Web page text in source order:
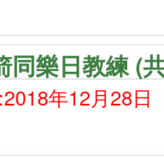
同樂日教練 (
年12月28日